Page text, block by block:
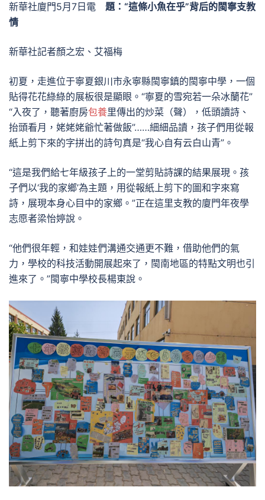
新華社廈門5月7日電 題：“這條小魚在乎”背后的閩寧支教
情
新華社記者顏之宏、艾福梅
初夏，走進位于寧夏銀川市永寧縣閩寧鎮的閩寧中學，一個
貼得花花綠綠的展板很是顯眼。“寧夏的雪宛若一朵冰蘭花”
“入夜了，聽著廚房包養里傳出的炒菜（聲），低頭讀詩、
抬頭看月，姥姥姥爺忙著做飯”……細細品讀，孩子們用從報
紙上剪下來的字拼出的詩句真是“我心自有云白山青”。
“這是我們給七年級孩子上的一堂剪貼詩課的結果展現。孩
子們以‘我的家鄉’為主題，用從報紙上剪下的圖和字來寫
詩，展現本身心目中的家鄉。”正在這里支教的廈門年夜學
志愿者梁怡婷說。
“他們很年輕，和娃娃們溝通交通更不難，借助他們的氣
力，學校的科技活動開展起來了，閩南地區的特點文明也引
進來了。”閩寧中學校長楊東說。